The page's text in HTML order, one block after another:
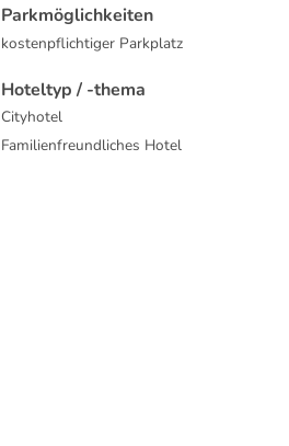
Parkmöglichkeiten
kostenpflichtiger Parkplatz
Hoteltyp / -thema
Cityhotel
Familienfreundliches Hotel